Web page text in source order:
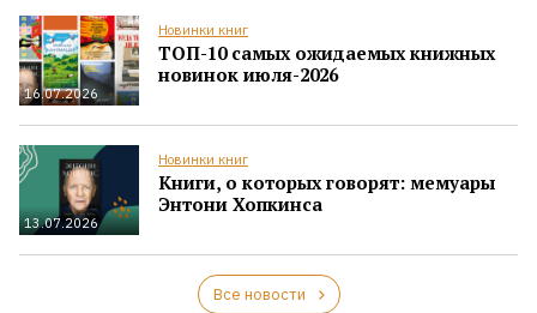
16.07.2026
Новинки книг
ТОП-10 самых ожидаемых книжных
новинок июля-2026
13.07.2026
Новинки книг
Книги, о которых говорят: мемуары
Энтони Хопкинса
Все новости